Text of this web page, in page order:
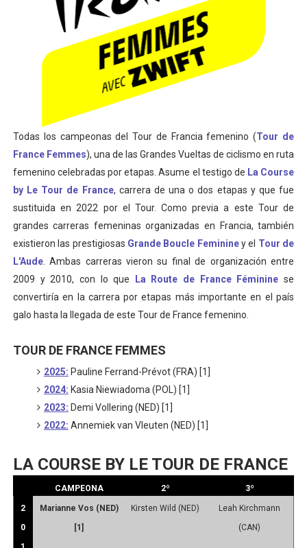
Athletes Unlimited Softball League 2026 - Las Utah
Mundial de piragüismo slalom 2026 (Oklahoma City,
Tour de Francia masculino 2026 - Tadej Pogacar
Mundial de Fórmula 1 2026 - Lando Norris consigue
Campeonato de Europa en aguas abiertas 2026
Todas los campeonas del Tour de Francia femenino (Tour de
France Femmes), una de las Grandes Vueltas de ciclismo en ruta
femenino celebradas por etapas. Asume el testigo de La Course
by Le Tour de France, carrera de una o dos etapas y que fue
sustituida en 2022 por el Tour. Como previa a este Tour de
grandes carreras femeninas organizadas en Francia, también
existieron las prestigiosas Grande Boucle Femininey el Tour de
L'Aude. Ambas carreras vieron su final de organización entre
2009 y 2010, con lo que
La Route de France Féminine se
convertiría en la carrera por etapas más importante en el país
galo hasta la llegada de este Tour de France femenino.
TOUR DE FRANCE FEMMES
2025: Pauline Ferrand-Prévot (FRA) [1]
2024: Kasia Niewiadoma (POL) [1]
2023: Demi Vollering (NED) [1]
2022: Annemiek van Vleuten (NED) [1]
LA COURSE BY LE TOUR DE FRANCE
CAMPEONA 2º 3º
2
0
Marianne Vos (NED)
[1]
Kirsten Wild (NED)
Leah Kirchmann
(CAN)